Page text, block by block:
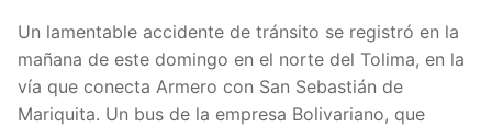
Un lamentable accidente de tránsito se registró en la
mañana de este domingo en el norte del Tolima, en la
vía que conecta Armero con San Sebastián de
Mariquita. Un bus de la empresa Bolivariano, que